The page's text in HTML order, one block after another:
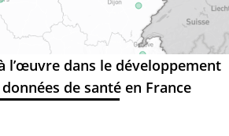
l’œuvre dans le développement
de santé en France